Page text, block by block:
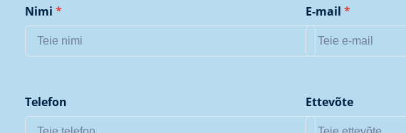
Nimi * E-mail *
Telefon Ettevõte